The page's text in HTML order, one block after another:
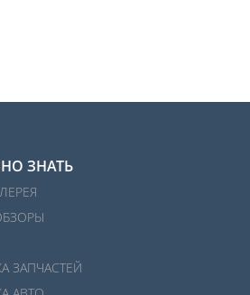
ЗНАТЬ
ЗАПЧАСТЕЙ